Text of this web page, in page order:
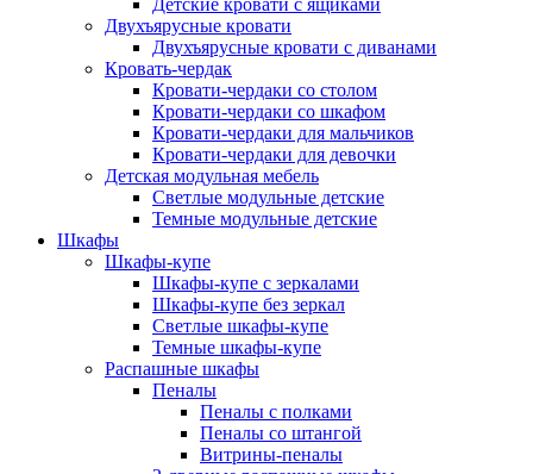
Детские кровати с ящиками
Двухъярусные кровати
Двухъярусные кровати с диванами
Кровать-чердак
Кровати-чердаки со столом
Кровати-чердаки со шкафом
Кровати-чердаки для мальчиков
Кровати-чердаки для девочки
Детская модульная мебель
Светлые модульные детские
Темные модульные детские
Шкафы
Шкафы-купе
Шкафы-купе с зеркалами
Шкафы-купе без зеркал
Светлые шкафы-купе
Темные шкафы-купе
Распашные шкафы
Пеналы
Пеналы с полками
Пеналы со штангой
Витрины-пеналы